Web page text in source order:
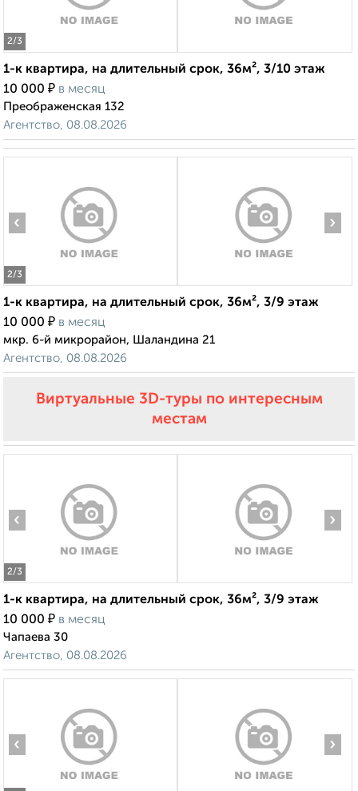
2/3
1-к квартира, на длительный срок, 36м², 3/10 этаж
10 000 ₽ в месяц
Преображенская 132
Агентство, 08.08.2026
2/3
‹ ›
1-к квартира, на длительный срок, 36м², 3/9 этаж
10 000 ₽ в месяц
мкр. 6-й микрорайон, Шаландина 21
Агентство, 08.08.2026
Виртуальные 3D-туры по интересным
местам
2/3
‹ ›
1-к квартира, на длительный срок, 36м², 3/9 этаж
10 000 ₽ в месяц
Чапаева 30
Агентство, 08.08.2026
‹ ›